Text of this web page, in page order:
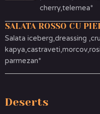
cherry,telemea*
SALATA ROSSO CU
Salata iceberg,dreassing
parmezan*
Deserts